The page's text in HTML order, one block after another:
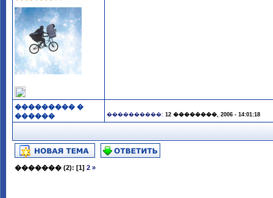
��������� �
������
����������: 12 ��������, 2006 - 14:01:18
������� (2): [1] 2 »